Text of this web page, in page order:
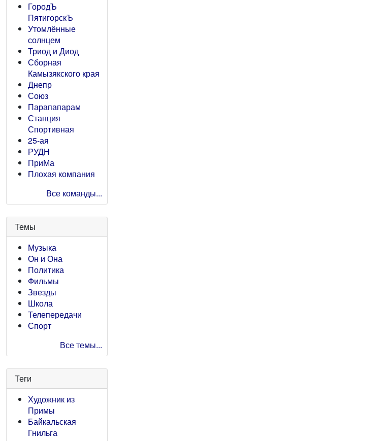
ГородЪ
ПятигорскЪ
Утомлённые
солнцем
Триод и Диод
Сборная
Камызякского края
Днепр
Союз
Парапапарам
Станция
Спортивная
25-ая
РУДН
ПриМа
Плохая компания
Все команды...
Темы
Музыка
Он и Она
Политика
Фильмы
Звезды
Школа
Телепередачи
Спорт
Все темы...
Теги
Художник из
Примы
Байкальская
Гнильга